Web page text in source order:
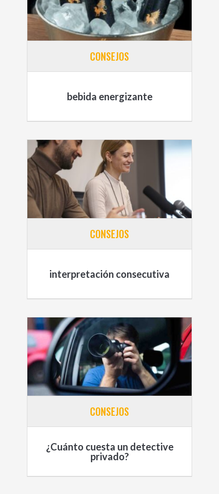
CONSEJOS
bebida energizante
CONSEJOS
interpretación consecutiva
CONSEJOS
¿Cuánto cuesta un detective
privado?